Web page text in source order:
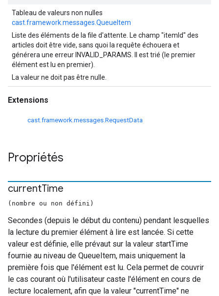
Tableau de valeurs non nulles
cast.framework.messages.QueueItem
Liste des éléments de la file d'attente. Le champ "itemId" des
articles doit être vide, sans quoi la requête échouera et
générera une erreur INVALID_PARAMS. Il est trié (le premier
élément est lu en premier).
La valeur ne doit pas être nulle.
Extensions
cast.framework.messages.RequestData
Propriétés
currentTime
(nombre ou non défini)
Secondes (depuis le début du contenu) pendant lesquelles
la lecture du premier élément à lire est lancée. Si cette
valeur est définie, elle prévaut sur la valeur startTime
fournie au niveau de QueueItem, mais uniquement la
première fois que l'élément est lu. Cela permet de couvrir
le cas courant où l'utilisateur caste l'élément en cours de
lecture localement, afin que la valeur "currentTime" ne